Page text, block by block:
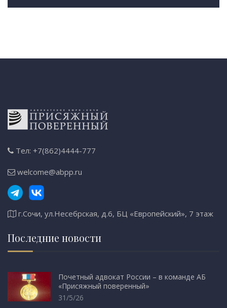
Тел: +7(862)4444-777
welcome@abpp.ru
г.Сочи, ул.Несебрская, д.6, БЦ «Европейский», 7 этаж
Последние новости
Почетный адвокат России – в команде АБ
«Присяжный поверенный»
31/5/26